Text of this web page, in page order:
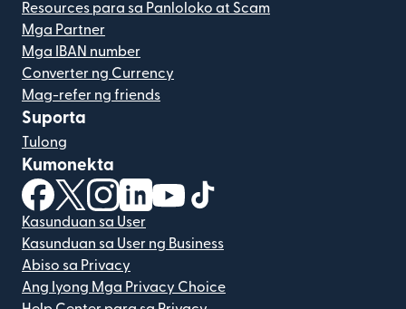
Resources para sa Panloloko at Scam
Mga Partner
Mga IBAN number
Converter ng Currency
Mag-refer ng friends
Suporta
Tulong
Kumonekta
(bubukas sa bagong window)
(bubukas sa bagong window)
(bubukas sa bagong window)
(bubukas sa bagong window)
(bubukas sa bagong window)
Kasunduan sa User
Kasunduan sa User ng Business
Abiso sa Privacy
Ang Iyong Mga Privacy Choice